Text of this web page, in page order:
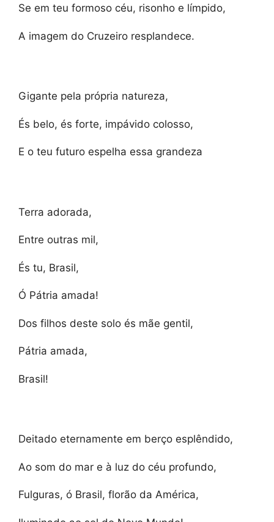
Se em teu formoso céu, risonho e límpido,
A imagem do Cruzeiro resplandece.
Gigante pela própria natureza,
És belo, és forte, impávido colosso,
E o teu futuro espelha essa grandeza
Terra adorada,
Entre outras mil,
És tu, Brasil,
Ó Pátria amada!
Dos filhos deste solo és mãe gentil,
Pátria amada,
Brasil!
Deitado eternamente em berço esplêndido,
Ao som do mar e à luz do céu profundo,
Fulguras, ó Brasil, florão da América,